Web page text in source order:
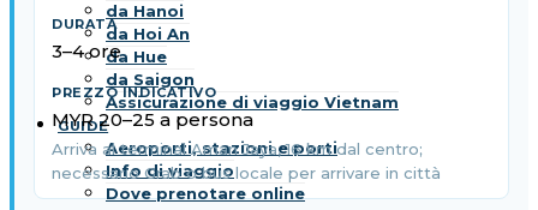
da Hanoi
da Hoi An
da Hue
da Saigon
Assicurazione di viaggio Vietnam
GUIDE
Aeroporti, stazioni e porti
Info di viaggio
Dove prenotare online
3–4 ore
MYR 20–25 a persona
Arriva al terminal Aman Jaya, 16 km dal centro;
necessario Grab o bus locale per arrivare in città